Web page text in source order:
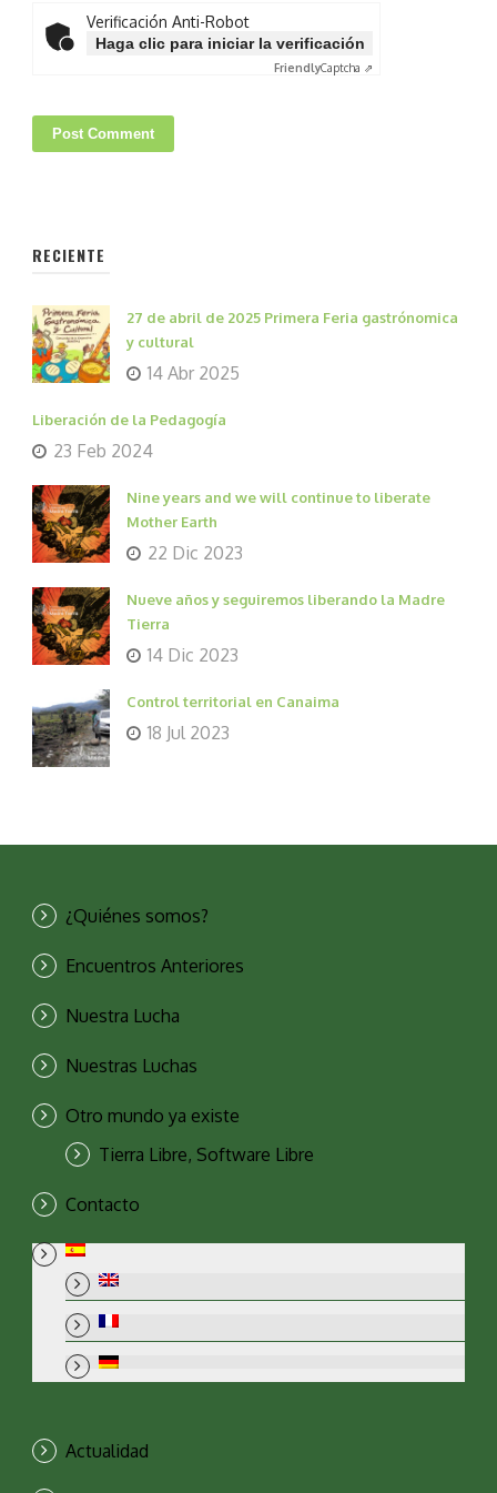
Verificación Anti-Robot
Haga clic para iniciar la verificación
FriendlyCaptcha ⇗
RECIENTE
27 de abril de 2025 Primera Feria gastrónomica
y cultural
14 Abr 2025
Liberación de la Pedagogía
23 Feb 2024
Nine years and we will continue to liberate
Mother Earth
22 Dic 2023
Nueve años y seguiremos liberando la Madre
Tierra
14 Dic 2023
Control territorial en Canaima
18 Jul 2023
¿Quiénes somos?
Encuentros Anteriores
Nuestra Lucha
Nuestras Luchas
Otro mundo ya existe
Tierra Libre, Software Libre
Contacto
Actualidad